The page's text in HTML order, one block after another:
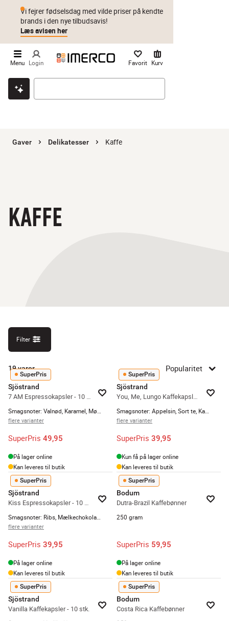
Klik & hent Byt i 1 år Prismatch
Vi fejrer fødselsdag med vilde priser på kendte
brands i den nye tilbudsavis!
Læs avisen her
Menu Login Favorit Kurv
Gaver Delikatesser Kaffe
KAFFE
Filter
19varer Popularitet
SuperPris
Sjöstrand
7 AM Espressokapsler - 10 stk.
flere varianter
SuperPris 49,95
På lager online
Kan leveres til butik
SuperPris
Sjöstrand
You, Me, Lungo Kaffekapsler - 10 stk.
flere varianter
SuperPris 39,95
Kun få på lager online
Kan leveres til butik
SuperPris
Sjöstrand
Kiss Espressokapsler - 10 stk.
flere varianter
SuperPris 39,95
På lager online
Kan leveres til butik
SuperPris
Bodum
Dutra-Brazil Kaffebønner
250 gram
SuperPris 59,95
På lager online
Kan leveres til butik
SuperPris
Sjöstrand
Vanilla Kaffekapsler - 10 stk.
SuperPris
Bodum
Costa Rica Kaffebønner